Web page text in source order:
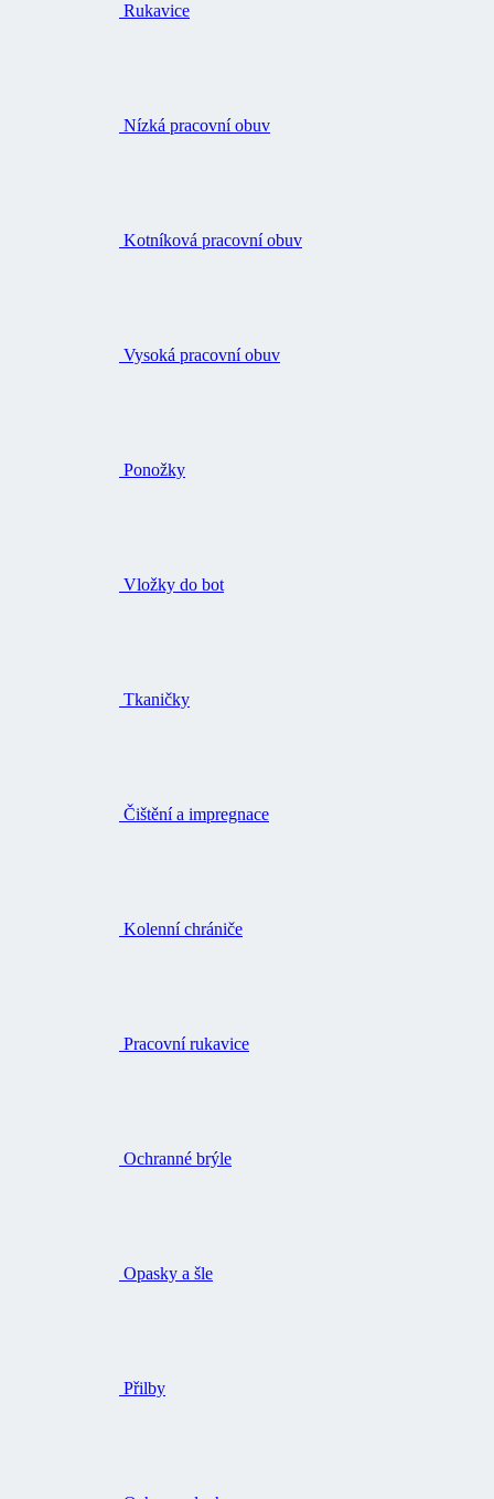
Rukavice
Nízká pracovní obuv
Kotníková pracovní obuv
Vysoká pracovní obuv
Ponožky
Vložky do bot
Tkaničky
Čištění a impregnace
Kolenní chrániče
Pracovní rukavice
Ochranné brýle
Opasky a šle
Přilby